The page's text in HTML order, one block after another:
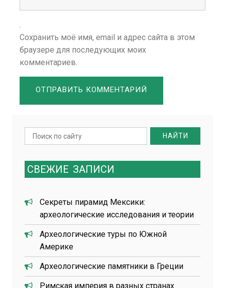
Сохранить моё имя, email и адрес сайта в этом
браузере для последующих моих
комментариев.
Search
for:
СВЕЖИЕ ЗАПИСИ
Секреты пирамид Мексики:
археологические исследования и теории
Археологические туры по Южной
Америке
Археологические памятники в Греции
Римская империя в разных странах